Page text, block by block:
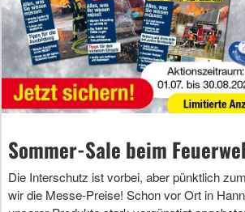
Sommer-Sale beim
Die Interschutz ist vorbei, aber pünktlich
wir die Messe-Preise! Schon vor Ort in